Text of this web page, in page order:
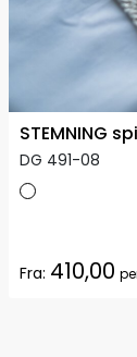
STEMNING
DG 491-08
Fra: 410,00